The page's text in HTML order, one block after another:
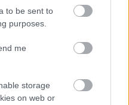
to be sent to
purposes.
me
storage
on web or